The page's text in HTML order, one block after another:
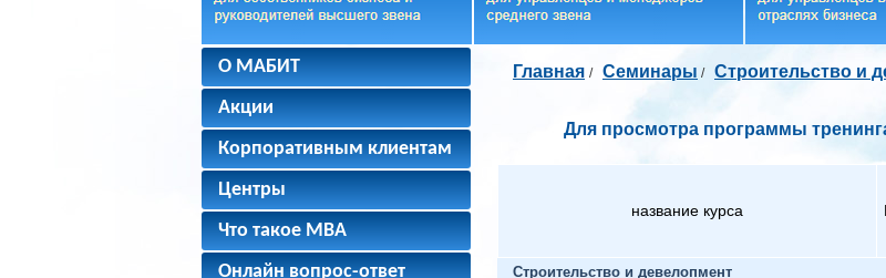
О МАБИТ
Акции
Корпоративным клиентам
Центры
Что такое MBA
Онлайн вопрос-ответ
Главная / Семинары / Строительство и
Для просмотра программы
название курса
Строительство и девелопмент